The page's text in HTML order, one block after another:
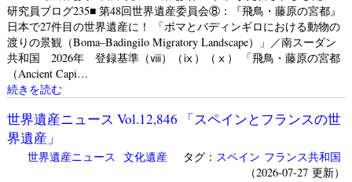
研究員ブログ235■ 第48回世界遺産委員会⑧：『飛鳥・藤原の宮都』
日本で27件目の世界遺産に！ 「ボマとバディンギロにおける動物の
渡りの景観（Boma–Badingilo Migratory Landscape）」／南スーダン
共和国 2026年 登録基準（ⅷ）（ⅸ）（ⅹ） 「飛鳥・藤原の宮都
（Ancient Capi…
続きを読む
世界遺産ニュース Vol.12,846 「スペインとフランスの世
界遺産」
世界遺産ニュース 文化遺産タグ： スペイン フランス共和国
（2026-07-27 更新）